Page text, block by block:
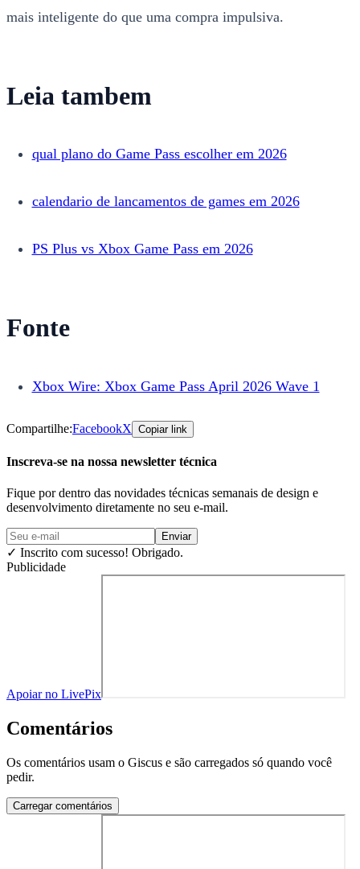
mais inteligente do que uma compra impulsiva.
Leia tambem
qual plano do Game Pass escolher em 2026
calendario de lancamentos de games em 2026
PS Plus vs Xbox Game Pass em 2026
Fonte
Xbox Wire: Xbox Game Pass April 2026 Wave 1
Compartilhe:FacebookX Copiar link
Inscreva-se na nossa newsletter técnica
Fique por dentro das novidades técnicas semanais de design e
desenvolvimento diretamente no seu e-mail.
Enviar
✓ Inscrito com sucesso! Obrigado.
Publicidade
Apoiar no LivePix
Comentários
Os comentários usam o Giscus e são carregados só quando você
pedir.
Carregar comentários